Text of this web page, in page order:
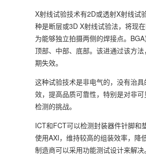
X射线试验技术有2D或透射X射线试
种是断层或3D X射线试验法，将现
为能够独立拍摄两侧的焊接点。
顶部、中部、底部。该进通过该方
期失效。
这种试验技术是非电气的，没有治
效，提高品质可靠性，特别是对非
检测的挑战。
ICT和FCT可以检测封装器件针脚和
使用AXI，维持较高的组装效率，降
制造商可以采用功能测试设计来解决。